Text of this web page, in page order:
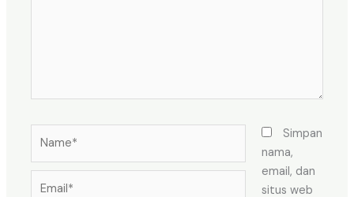
Simpan
nama,
email, dan
situs web